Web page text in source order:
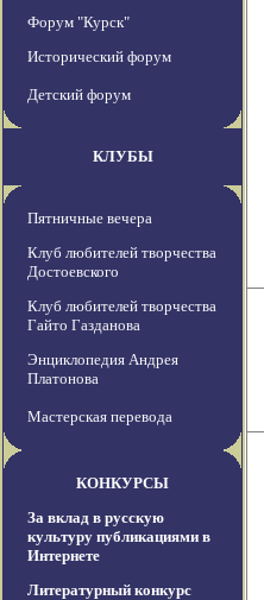
Форум "Курск"
Исторический форум
Детский форум
КЛУБЫ
Пятничные вечера
Клуб любителей творчества
Достоевского
Клуб любителей творчества
Гайто Газданова
Энциклопедия Андрея
Платонова
Мастерская перевода
КОНКУРСЫ
За вклад в русскую
культуру публикациями в
Интернете
Литературный конкурс